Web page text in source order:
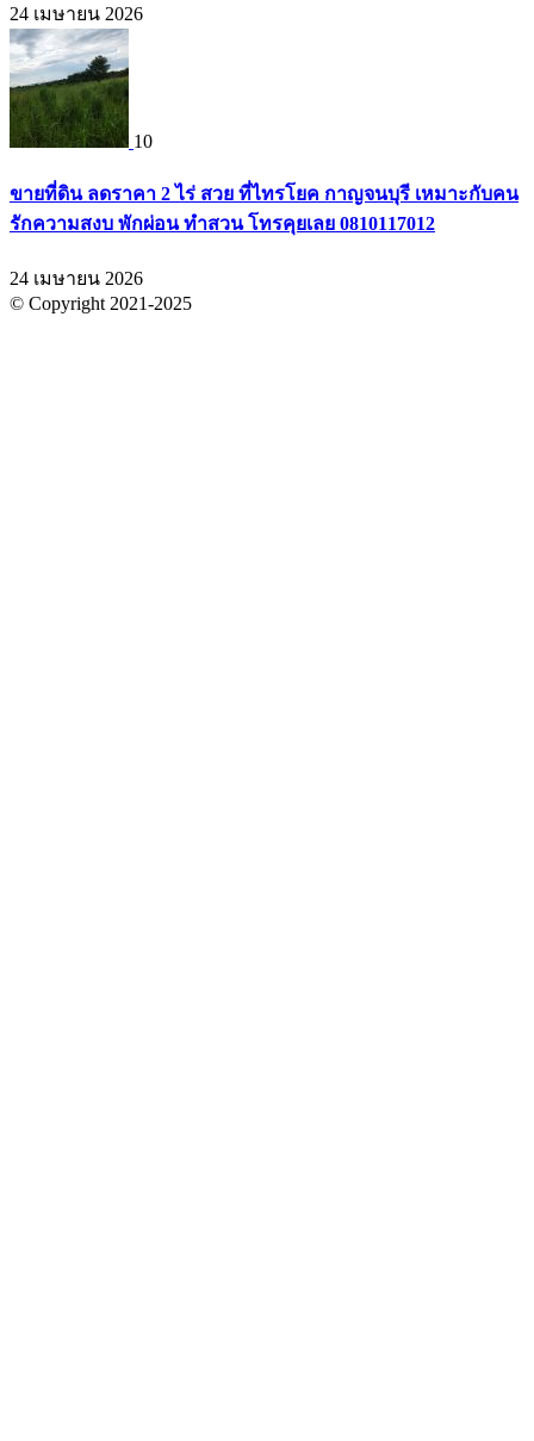
24 เมษายน 2026
10
ขายที่ดิน ลดราคา 2 ไร่ สวย ที่ไทรโยค กาญจนบุรี เหมาะกับคน
รักความสงบ พักผ่อน ทำสวน โทรคุยเลย 0810117012
24 เมษายน 2026
© Copyright 2021-2025